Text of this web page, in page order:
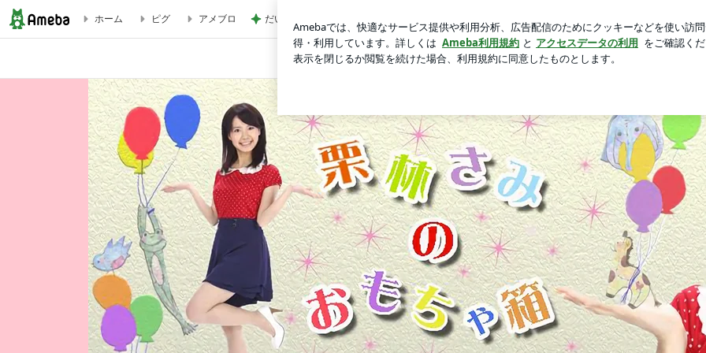
栗林さみオフィシャルブログ「栗林さみのおもちゃ箱」Powered by Ameba
Home Ameblo Twitter Instagram
ホーム ピグ アメブロ だいたの夫 妻からの誕生日プレゼント 新規登録
栗
林
さ
み
オ
フ
ィ
シ